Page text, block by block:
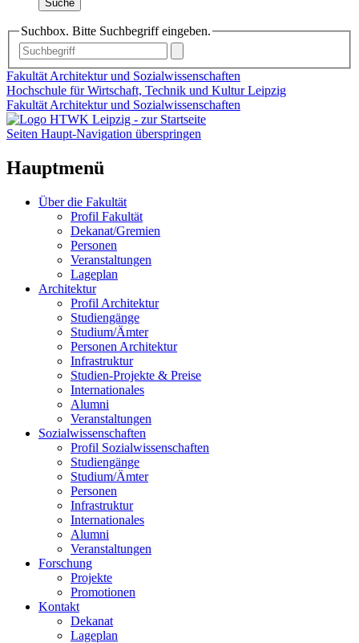
Suche
Suchbox. Bitte Suchbegriff eingeben.
Fakultät Architektur und Sozialwissenschaften
Hochschule für Wirtschaft, Technik und Kultur Leipzig
Fakultät Architektur und Sozialwissenschaften
Seiten Haupt-Navigation überspringen
Hauptmenü
Über die Fakultät
Profil Fakultät
Dekanat/Gremien
Personen
Veranstaltungen
Lageplan
Architektur
Profil Architektur
Studiengänge
Studium/Ämter
Personen Architektur
Infrastruktur
Studien-Projekte & Preise
Internationales
Alumni
Veranstaltungen
Sozialwissenschaften
Profil Sozialwissenschaften
Studiengänge
Studium/Ämter
Personen
Infrastruktur
Internationales
Alumni
Veranstaltungen
Forschung
Projekte
Promotionen
Kontakt
Dekanat
Lageplan